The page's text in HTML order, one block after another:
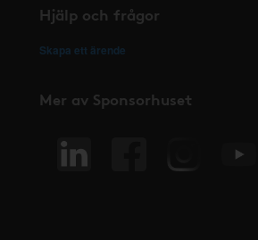
Hjälp och frågor
Skapa ett ärende
Mer av Sponsorhuset